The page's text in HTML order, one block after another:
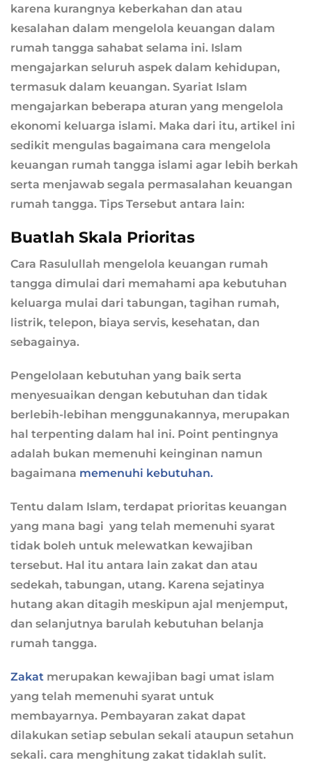
karena kurangnya keberkahan dan atau
kesalahan dalam mengelola keuangan dalam
rumah tangga sahabat selama ini. Islam
mengajarkan seluruh aspek dalam kehidupan,
termasuk dalam keuangan. Syariat Islam
mengajarkan beberapa aturan yang mengelola
ekonomi keluarga islami. Maka dari itu, artikel ini
sedikit mengulas bagaimana cara mengelola
keuangan rumah tangga islami agar lebih berkah
serta menjawab segala permasalahan keuangan
rumah tangga. Tips Tersebut antara lain:
Buatlah Skala Prioritas
Cara Rasulullah mengelola keuangan rumah
tangga dimulai dari memahami apa kebutuhan
keluarga mulai dari tabungan, tagihan rumah,
listrik, telepon, biaya servis, kesehatan, dan
sebagainya.
Pengelolaan kebutuhan yang baik serta
menyesuaikan dengan kebutuhan dan tidak
berlebih-lebihan menggunakannya, merupakan
hal terpenting dalam hal ini. Point pentingnya
adalah bukan memenuhi keinginan namun
bagaimana memenuhi kebutuhan.
Tentu dalam Islam, terdapat prioritas keuangan
yang mana bagi yang telah memenuhi syarat
tidak boleh untuk melewatkan kewajiban
tersebut. Hal itu antara lain zakat dan atau
sedekah, tabungan, utang. Karena sejatinya
hutang akan ditagih meskipun ajal menjemput,
dan selanjutnya barulah kebutuhan belanja
rumah tangga.
Zakat merupakan kewajiban bagi umat islam
yang telah memenuhi syarat untuk
membayarnya. Pembayaran zakat dapat
dilakukan setiap sebulan sekali ataupun setahun
sekali. cara menghitung zakat tidaklah sulit.